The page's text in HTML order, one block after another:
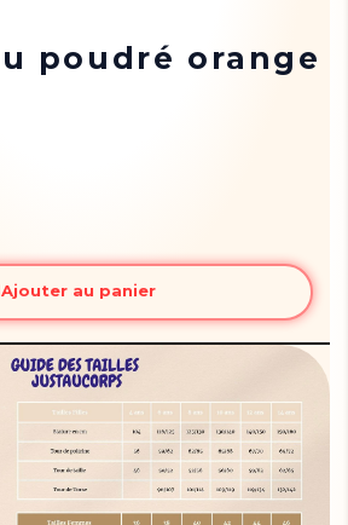
poudré orange
Ajouter au panier